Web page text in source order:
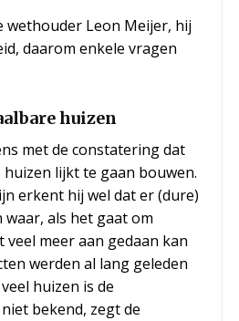
wethouder Leon Meijer, hij
daarom enkele vragen
huizen
met de constatering dat
huizen lijkt te gaan bouwen.
erkent hij wel dat er (dure)
als het gaat om
meer aan gedaan kan
werden al lang geleden
huizen is de
niet bekend, zegt de